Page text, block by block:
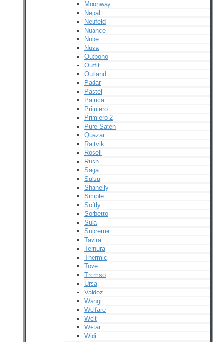
Moonway
Nepal
Neufeld
Nuance
Nube
Nusa
Outboho
Outfit
Outland
Padar
Pastel
Patrica
Primiero
Primiero 2
Pure Saten
Quazar
Rattvik
Rosell
Rush
Saga
Salsa
Shanelly
Simple
Softly
Sorbetto
Sula
Supreme
Tavira
Ternura
Thermic
Tove
Tromso
Ursa
Valdez
Wangi
Welfare
Welt
Wetar
Widi